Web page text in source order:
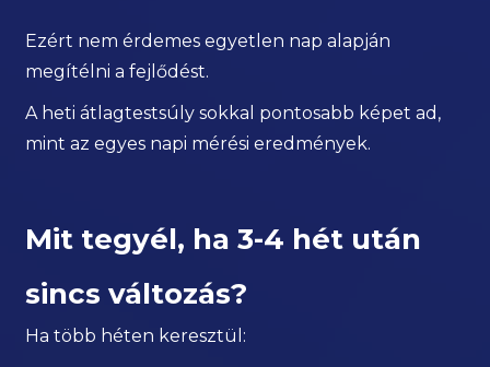
Ezért nem érdemes egyetlen nap alapján
megítélni a fejlődést.
A heti átlagtestsúly sokkal pontosabb képet ad,
mint az egyes napi mérési eredmények.
Mit tegyél, ha 3-4 hét után
sincs változás?
Ha több héten keresztül: